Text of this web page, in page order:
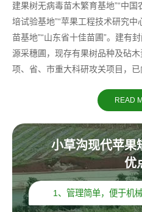
建果树无病毒苗木繁育基地”“中
培试验基地”“苹果工程技术研究中
苗基地”“山东省十佳苗圃”。建有
源采穗圃，现存有果树品种及砧
项、省、市重大科研攻关项目，已
READ
小草沟现代苹果
优
1、管理简单，便于机械